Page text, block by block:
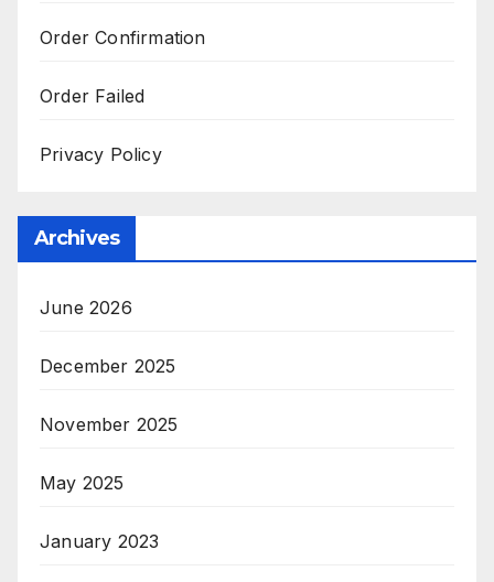
Order Confirmation
Order Failed
Privacy Policy
Archives
June 2026
December 2025
November 2025
May 2025
January 2023